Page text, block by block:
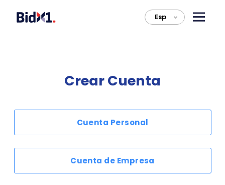
Esp >
Crear Cuenta
Cuenta Personal
Cuenta de Empresa